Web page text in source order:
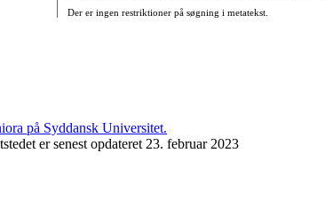
Der er ingen restriktioner på søgning i metatekst.
er senest opdateret 23. februar 2023